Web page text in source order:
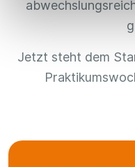
Jetzt steht dem